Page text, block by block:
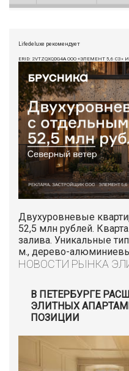
Lifedeluxe рекомендует
ERID: 2VTZQXQDG4A ООО «ЭЛЕМЕНТ 5,6
Двухуровневые
52,5 млн рублей.
залива. Уникальные
м., дерево-
НОВОСТИ РЫНКА
В ПЕТЕРБУРГЕ
ЭЛИТНЫХ
ПОЗИЦИИ